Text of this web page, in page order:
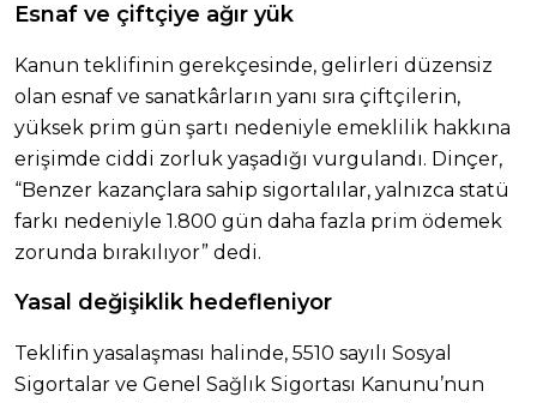
Esnaf ve çiftçiye ağır yük
Kanun teklifinin gerekçesinde, gelirleri düzensiz
olan esnaf ve sanatkârların yanı sıra çiftçilerin,
yüksek prim gün şartı nedeniyle emeklilik hakkına
erişimde ciddi zorluk yaşadığı vurgulandı. Dinçer,
“Benzer kazançlara sahip sigortalılar, yalnızca statü
farkı nedeniyle 1.800 gün daha fazla prim ödemek
zorunda bırakılıyor” dedi.
Yasal değişiklik hedefleniyor
Teklifin yasalaşması halinde, 5510 sayılı Sosyal
Sigortalar ve Genel Sağlık Sigortası Kanunu’nun